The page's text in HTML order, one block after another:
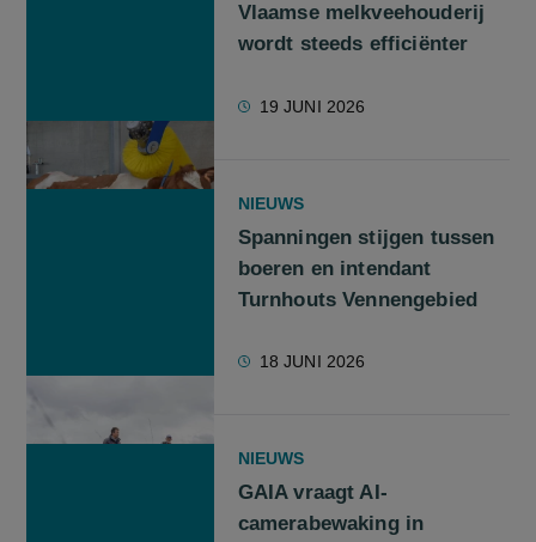
Vlaamse melkveehouderij
wordt steeds efficiënter
19 JUNI 2026
NIEUWS
Spanningen stijgen tussen
boeren en intendant
Turnhouts Vennengebied
18 JUNI 2026
NIEUWS
GAIA vraagt AI-
camerabewaking in